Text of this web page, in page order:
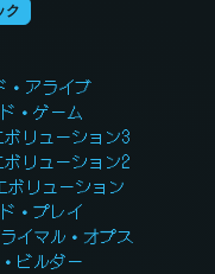
ク
・アライブ
・ゲーム
リューション3
リューション2
ボリューション
・プレイ
イマル・オプス
ビルダー